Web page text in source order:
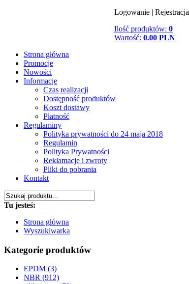
Logowanie | Rejestracja
Ilość produktów: 0
Wartość: 0.00 PLN
Strona główna
Promocje
Nowości
Informacje
Czas realizacji
Dostępność produktów
Koszt dostawy
Płatność
Regulaminy
Polityka prywatności do 24 maja 2018
Regulamin
Polityka Prywatności
Reklamacje i zwroty
Pliki do pobrania
Kontakt
Tu jesteś:
Strona główna
Wyszukiwarka
Kategorie produktów
EPDM (3)
NBR (912)